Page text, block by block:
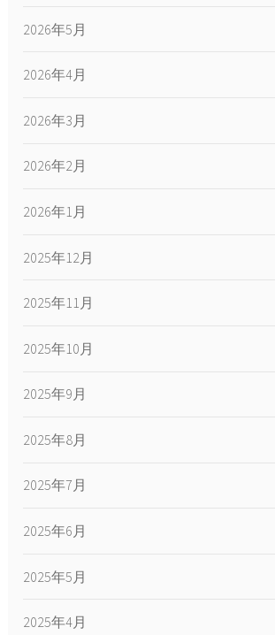
2026年5月
2026年4月
2026年3月
2026年2月
2026年1月
2025年12月
2025年11月
2025年10月
2025年9月
2025年8月
2025年7月
2025年6月
2025年5月
2025年4月